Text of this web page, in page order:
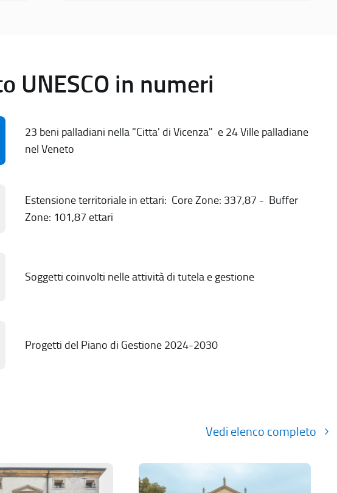
UNESCO in numeri
23 beni palladiani nella "Citta' di Vicenza" e 24 Ville palladiane
nel Veneto
Estensione territoriale in ettari: Core Zone: 337,87 - Buffer
Zone: 101,87 ettari
Soggetti coinvolti nelle attività di tutela e gestione
Progetti del Piano di Gestione 2024-2030
Vedi elenco completo